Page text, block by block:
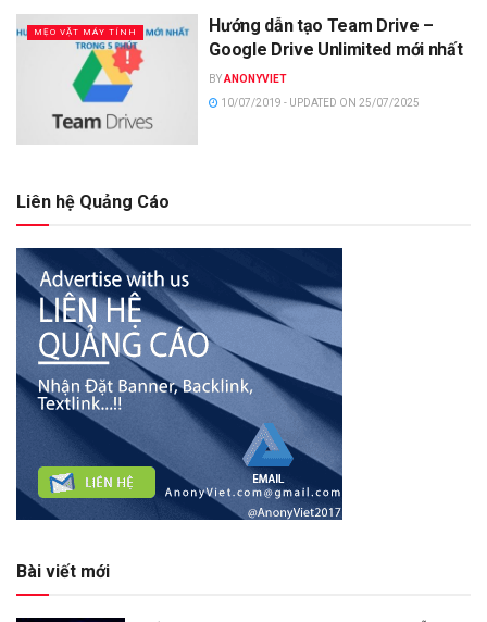
MẸO VẶT MÁY TÍNH
Hướng dẫn tạo Team Drive –
Google Drive Unlimited mới nhất
BYANONYVIET
10/07/2019 - UPDATED ON 25/07/2025
Liên hệ Quảng Cáo
Bài viết mới